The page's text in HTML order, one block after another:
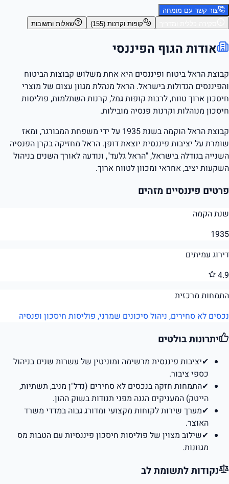
צור קשר עם מומחה
קופות וקרנות (155) שאלות ותשובות
אודות הגוף הפיננסי
קבוצת הראל ביטוח ופיננסים היא אחת משלוש קבוצות הביטוח
והפיננסים הגדולות בישראל. הראל מנהלת מגוון עצום של מוצרי
חיסכון ארוך טווח, לרבות קופות גמל, קרנות השתלמות, פוליסות
חיסכון מנוהלות וקרנות פנסיה מובילות.
קבוצת הראל הוקמה בשנת 1935 על ידי משפחת המבורגר, ומאז
שומרת על יציבות פיננסית יוצאת דופן. הראל מחזיקה בקרן הפנסיה
השנייה בגודלה בישראל, "הראל גלעד", ונודעה לאורך השנים בניהול
השקעות יציב, אחראי ומכוון לטווח ארוך.
פרטים פיננסיים מזהים
שנת הקמה
1935
דירוג עמיתים
4.9
התמחות מרכזית
נכסים לא סחירים, ניהול סיכונים שמרני, פוליסות חיסכון ופנסיה
יתרונות בולטים
✔יציבות פיננסית מרשימה ומוניטין של עשרות שנים בניהול
כספי ציבור.
✔התמחות חזקה בנכסים לא סחירים (נדל"ן מניב, תשתיות,
הייטק) המעניקים הגנה מפני תנודות בשוק ההון.
✔מערך שירות לקוחות מקצועי ומדורג גבוה במדדי משרד
האוצר.
✔שילוב מצוין של פוליסות חיסכון פיננסיות עם הטבות מס
מגוונות.
נקודות לתשומת לב